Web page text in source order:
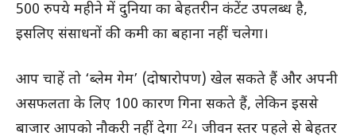
500 रुपये महीने में दुनिया का बेहतरीन कंटेंट उपलब्ध है,
इसलिए संसाधनों की कमी का बहाना नहीं चलेगा।
आप चाहें तो ‘ब्लेम गेम’ (दोषारोपण) खेल सकते हैं और अपनी
असफलता के लिए 100 कारण गिना सकते हैं, लेकिन इससे
बाजार आपको नौकरी नहीं देगा 22। जीवन स्तर पहले से बेहतर